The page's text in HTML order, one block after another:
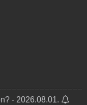
- 2026.08.01.